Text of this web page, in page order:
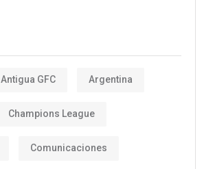
Antigua GFC Argentina
Champions League
Comunicaciones